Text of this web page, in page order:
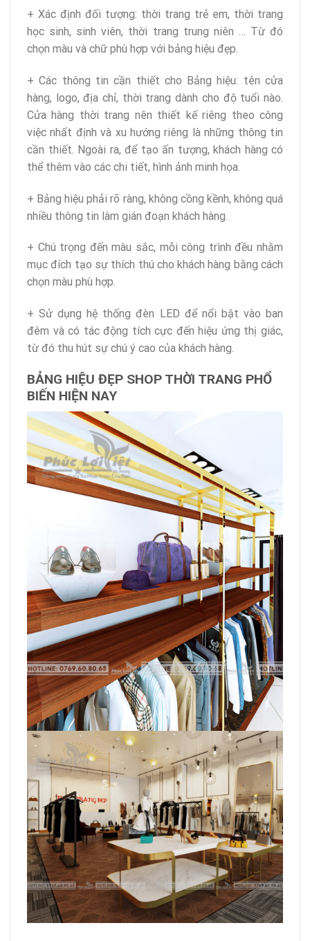
+ Xác định đối tượng: thời trang trẻ em, thời trang
học sinh, sinh viên, thời trang trung niên … Từ đó
chọn màu và chữ phù hợp với bảng hiệu đẹp.
+ Các thông tin cần thiết cho Bảng hiệu: tên cửa
hàng, logo, địa chỉ, thời trang dành cho độ tuổi nào.
Cửa hàng thời trang nên thiết kế riêng theo công
việc nhất định và xu hướng riêng là những thông tin
cần thiết. Ngoài ra, để tạo ấn tượng, khách hàng có
thể thêm vào các chi tiết, hình ảnh minh họa.
+ Bảng hiệu phải rõ ràng, không cồng kềnh, không quá
nhiều thông tin làm gián đoạn khách hàng.
+ Chú trọng đến màu sắc, mỗi công trình đều nhằm
mục đích tạo sự thích thú cho khách hàng bằng cách
chọn màu phù hợp.
+ Sử dụng hệ thống đèn LED để nổi bật vào ban
đêm và có tác động tích cực đến hiệu ứng thị giác,
từ đó thu hút sự chú ý cao của khách hàng.
BẢNG HIỆU ĐẸP SHOP THỜI TRANG PHỔ
BIẾN HIỆN NAY